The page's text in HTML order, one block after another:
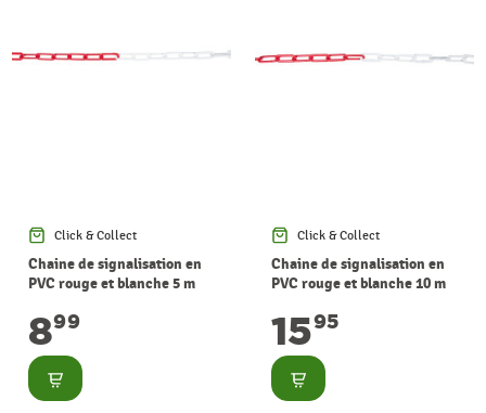
Click & Collect
Chaine de signalisation en
PVC rouge et blanche 5 m
899
Consulter
Click & Collect
Chaine de signalisation en
PVC rouge et blanche 10 m
1595
Consulter